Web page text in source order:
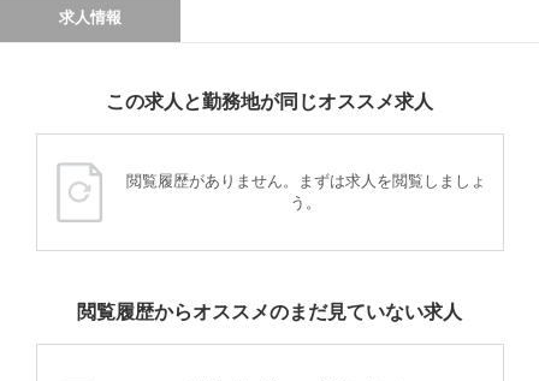
求人情報
この求人と勤務地が同じオススメ求人
閲覧履歴がありません。まずは求人を閲覧しましょ
う。
閲覧履歴からオススメのまだ見ていない求人